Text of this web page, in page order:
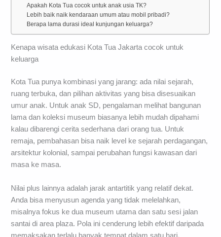
Apakah Kota Tua cocok untuk anak usia TK?
Lebih baik naik kendaraan umum atau mobil pribadi?
Berapa lama durasi ideal kunjungan keluarga?
Kenapa wisata edukasi Kota Tua Jakarta cocok untuk
keluarga
Kota Tua punya kombinasi yang jarang: ada nilai sejarah,
ruang terbuka, dan pilihan aktivitas yang bisa disesuaikan
umur anak. Untuk anak SD, pengalaman melihat bangunan
lama dan koleksi museum biasanya lebih mudah dipahami
kalau dibarengi cerita sederhana dari orang tua. Untuk
remaja, pembahasan bisa naik level ke sejarah perdagangan,
arsitektur kolonial, sampai perubahan fungsi kawasan dari
masa ke masa.
Nilai plus lainnya adalah jarak antartitik yang relatif dekat.
Anda bisa menyusun agenda yang tidak melelahkan,
misalnya fokus ke dua museum utama dan satu sesi jalan
santai di area plaza. Pola ini cenderung lebih efektif daripada
memaksakan terlalu banyak tempat dalam satu hari.